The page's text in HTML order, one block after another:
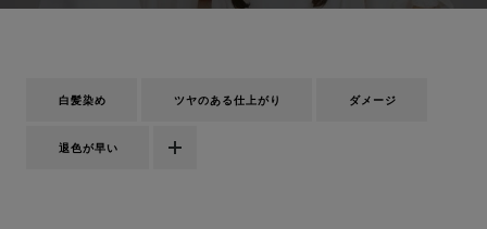
白髪染め ツヤのある仕上がり ダメージ
退色が早い